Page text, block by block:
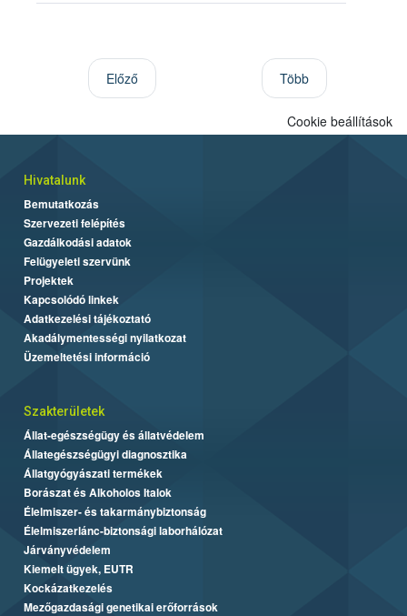
Előző Több
Cookie beállítások
Hivatalunk
Bemutatkozás
Szervezeti felépítés
Gazdálkodási adatok
Felügyeleti szervünk
Projektek
Kapcsolódó linkek
Adatkezelési tájékoztató
Akadálymentességi nyilatkozat
Üzemeltetési információ
Szakterületek
Állat-egészségügy és állatvédelem
Állategészségügyi diagnosztika
Állatgyógyászati termékek
Borászat és Alkoholos Italok
Élelmiszer- és takarmánybiztonság
Élelmiszerlánc-biztonsági laborhálózat
Járványvédelem
Kiemelt ügyek, EUTR
Kockázatkezelés
Mezőgazdasági genetikai erőforrások